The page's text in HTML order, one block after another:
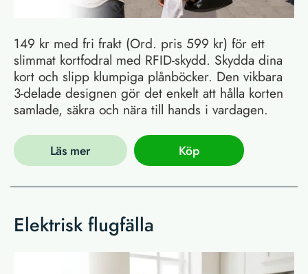
149 kr med fri frakt (Ord. pris 599 kr) för ett
slimmat kortfodral med RFID-skydd. Skydda dina
kort och slipp klumpiga plånböcker. Den vikbara
3-delade designen gör det enkelt att hålla korten
samlade, säkra och nära till hands i vardagen.
Läs mer Köp
Elektrisk flugfälla